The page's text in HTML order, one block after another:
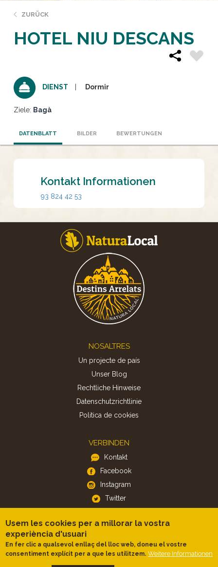
ZURÜCK
HOTEL NIU DESCANS
DIENST Dormir
Ziele: Bagà
DATENBLATT BILDER BEWERTUNGEN
Kontakt Informationen
93 824 42 53
NOSALTRES
Un projecte de país
Unser Blog
Rechtliche Hinweise
Datenschutzrichtlinie
Politica de cookies
VERBINDEN
Kontakt
Facebook
Instagram
Twitter
APP
iOS
Android
Usem les cookies per a millorar la vostra
experiència d'usuari
En fer clic a qualsevol enllaç del lloc web, doneu el vostre
consentiment explícit per a que les utilitzem. Weitere Informationen